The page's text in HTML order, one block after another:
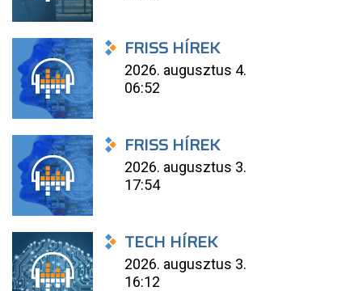
FRISS HÍREK
2026. augusztus 4.
06:52
FRISS HÍREK
2026. augusztus 3.
17:54
TECH HÍREK
2026. augusztus 3.
16:12